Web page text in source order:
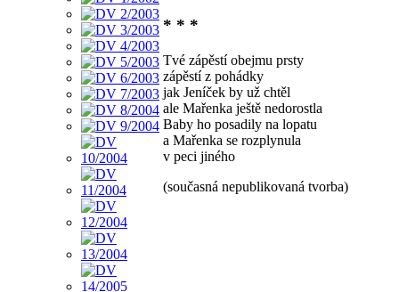
* * *
Tvé zápěstí obejmu prsty
zápěstí z pohádky
jak Jeníček by už chtěl
ale Mařenka ještě nedorostla
Baby ho posadily na lopatu
a Mařenka se rozplynula
v peci jiného
(současná nepublikovaná tvorba)